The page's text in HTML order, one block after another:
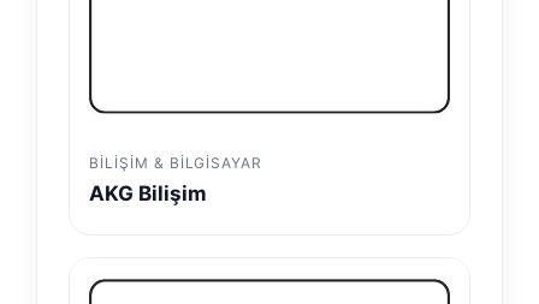
BILIŞIM & BILGISAYAR
AKG Bilişim